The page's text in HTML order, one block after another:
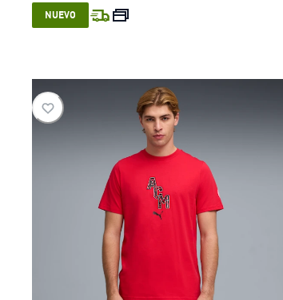
current price $ 269.999
NUEVO